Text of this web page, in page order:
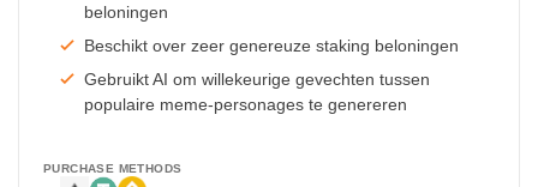
beloningen
Beschikt over zeer genereuze staking beloningen
Gebruikt AI om willekeurige gevechten tussen
populaire meme-personages te genereren
PURCHASE METHODS